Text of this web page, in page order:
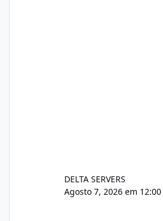
DELTA SERVERS
Agosto 7, 2026 em 12:00